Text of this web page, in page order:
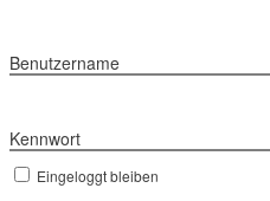
Benutzername
Kennwort
Eingeloggt bleiben